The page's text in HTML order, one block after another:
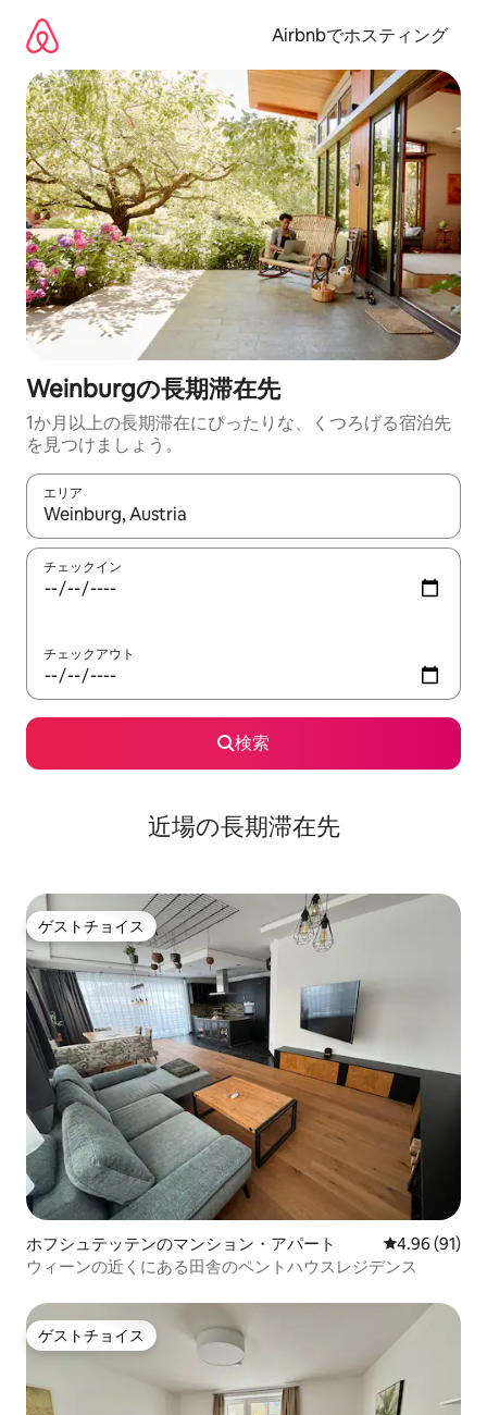
Airbnbでホスティング
Weinburgの長期滞在先
1か月以上の長期滞在にぴったりな、くつろげる宿泊先
を見つけましょう。
エリア
検索結果が表示されたら、上下の矢印キーを使って移動するか
チェックイン
チェックアウト
検索
近場の長期滞在先
ゲストチョイス
ゲストチョイス
ホフシュテッテンのマンション・アパート レビュー91
4.96 (91)
ウィーンの近くにある田舎のペントハウスレジデンス
ゲストチョイス
ゲストチョイス